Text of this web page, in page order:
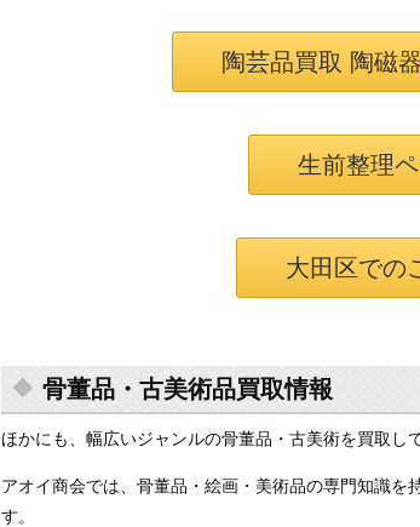
陶芸品買取 陶磁
生前整理
大田区での
骨董品・古美術品買取情報
ほかにも、幅広いジャンルの骨董品・古美術を買取し
アオイ商会では、骨董品・絵画・美術品の専門知識
す。